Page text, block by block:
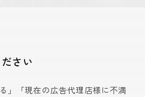
さい
」「現在の広告代理店様に不満